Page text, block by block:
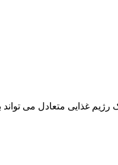
غذایی متعادل می